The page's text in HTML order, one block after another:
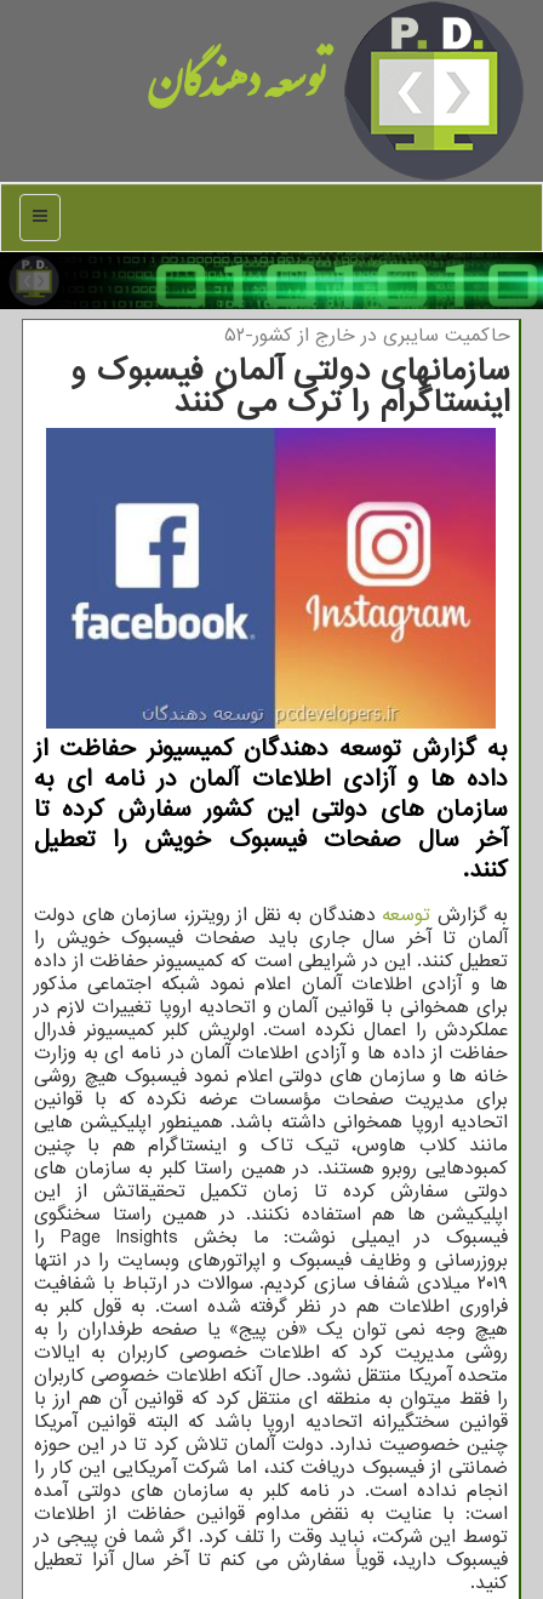
توسعه دهندگان
منو
حاكمیت سایبری در خارج از كشور-۵۲
سازمانهای دولتی آلمان فیسبوك و
اینستاگرام را ترك می كنند
به گزارش توسعه دهندگان کمیسیونر حفاظت از
داده ها و آزادی اطلاعات آلمان در نامه ای به
سازمان های دولتی این کشور سفارش کرده تا
آخر سال صفحات فیسبوک خویش را تعطیل
کنند.
به گزارش توسعه دهندگان به نقل از رویترز، سازمان های دولت
آلمان تا آخر سال جاری باید صفحات فیسبوک خویش را
تعطیل کنند. این در شرایطی است که کمیسیونر حفاظت از داده
ها و آزادی اطلاعات آلمان اعلام نمود شبکه اجتماعی مذکور
برای همخوانی با قوانین آلمان و اتحادیه اروپا تغییرات لازم در
عملکردش را اعمال نکرده است. اولریش کلبر کمیسیونر فدرال
حفاظت از داده ها و آزادی اطلاعات آلمان در نامه ای به وزارت
خانه ها و سازمان های دولتی اعلام نمود فیسبوک هیچ روشی
برای مدیریت صفحات مؤسسات عرضه نکرده که با قوانین
اتحادیه اروپا همخوانی داشته باشد. همینطور اپلیکیشن هایی
مانند کلاب هاوس، تیک تاک و اینستاگرام هم با چنین
کمبودهایی روبرو هستند. در همین راستا کلبر به سازمان های
دولتی سفارش کرده تا زمان تکمیل تحقیقاتش از این
اپلیکیشن ها هم استفاده نکنند. در همین راستا سخنگوی
فیسبوک در ایمیلی نوشت: ما بخش Page Insights را
بروزرسانی و وظایف فیسبوک و اپراتورهای وبسایت را در انتها
۲۰۱۹ میلادی شفاف سازی کردیم. سوالات در ارتباط با شفافیت
فراوری اطلاعات هم در نظر گرفته شده است. به قول کلبر به
هیچ وجه نمی توان یک «فن پیج» یا صفحه طرفداران را به
روشی مدیریت کرد که اطلاعات خصوصی کاربران به ایالات
متحده آمریکا منتقل نشود. حال آنکه اطلاعات خصوصی کاربران
را فقط میتوان به منطقه ای منتقل کرد که قوانین آن هم ارز با
قوانین سختگیرانه اتحادیه اروپا باشد که البته قوانین آمریکا
چنین خصوصیت ندارد. دولت آلمان تلاش کرد تا در این حوزه
ضمانتی از فیسبوک دریافت کند، اما شرکت آمریکایی این کار را
انجام نداده است. در نامه کلبر به سازمان های دولتی آمده
است: با عنایت به نقض مداوم قوانین حفاظت از اطلاعات
توسط این شرکت، نباید وقت را تلف کرد. اگر شما فن پیجی در
فیسبوک دارید، قویاً سفارش می کنم تا آخر سال آنرا تعطیل
کنید.